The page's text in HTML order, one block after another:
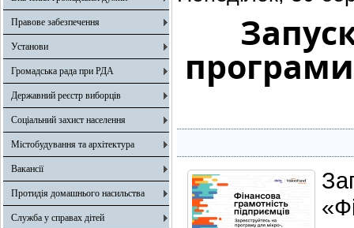
Правове забезпечення
Установи
Громадська рада при РДА
Державний реєстр виборців
Соціальний захист населення
Містобудування та архітектура
Вакансії
Протидія домашнього насильства
Служба у справах дітей